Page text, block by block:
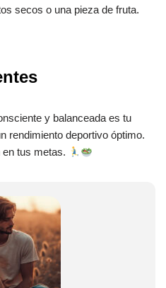
secos o una pieza de fruta.
y balanceada es tu
rendimiento deportivo óptimo.
tus metas.